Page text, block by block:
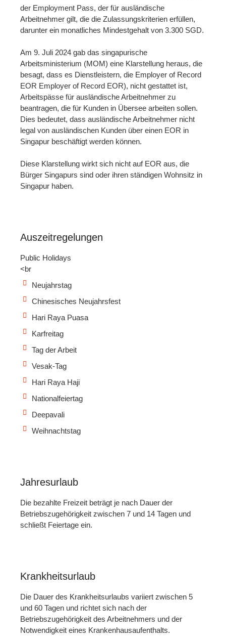
der Employment Pass, der für ausländische
Arbeitnehmer gilt, die die Zulassungskriterien erfüllen,
darunter ein monatliches Mindestgehalt von 3.300 SGD.
Am 9. Juli 2024 gab das singapurische
Arbeitsministerium (MOM) eine Klarstellung heraus, die
besagt, dass es Dienstleistern, die Employer of Record
EOR Employer of Record EOR), nicht gestattet ist,
Arbeitspässe für ausländische Arbeitnehmer zu
beantragen, die für Kunden in Übersee arbeiten sollen.
Dies bedeutet, dass ausländische Arbeitnehmer nicht
legal von ausländischen Kunden über einen EOR in
Singapur beschäftigt werden können.
Diese Klarstellung wirkt sich nicht auf EOR aus, die
Bürger Singapurs sind oder ihren ständigen Wohnsitz in
Singapur haben.
Auszeitregelungen
Public Holidays
<br
Neujahrstag
Chinesisches Neujahrsfest
Hari Raya Puasa
Karfreitag
Tag der Arbeit
Vesak-Tag
Hari Raya Haji
Nationalfeiertag
Deepavali
Weihnachtstag
Jahresurlaub
Die bezahlte Freizeit beträgt je nach Dauer der
Betriebszugehörigkeit zwischen 7 und 14 Tagen und
schließt Feiertage ein.
Krankheitsurlaub
Die Dauer des Krankheitsurlaubs variiert zwischen 5
und 60 Tagen und richtet sich nach der
Betriebszugehörigkeit des Arbeitnehmers und der
Notwendigkeit eines Krankenhausaufenthalts.